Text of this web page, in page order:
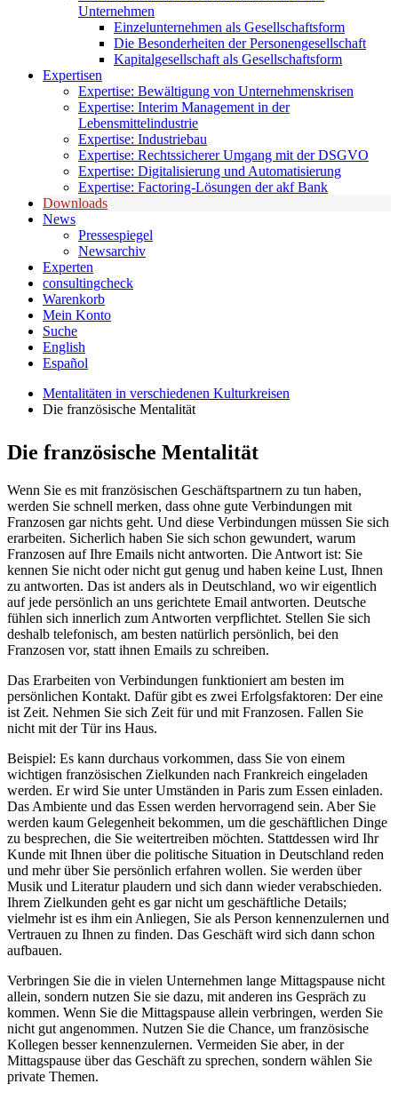
Unternehmen
Einzelunternehmen als Gesellschaftsform
Die Besonderheiten der Personengesellschaft
Kapitalgesellschaft als Gesellschaftsform
Expertisen
Expertise: Bewältigung von Unternehmenskrisen
Expertise: Interim Management in der
Lebensmittelindustrie
Expertise: Industriebau
Expertise: Rechtssicherer Umgang mit der DSGVO
Expertise: Digitalisierung und Automatisierung
Expertise: Factoring-Lösungen der akf Bank
Downloads
News
Pressespiegel
Newsarchiv
Experten
consultingcheck
Warenkorb
Mein Konto
Suche
English
Español
Mentalitäten in verschiedenen Kulturkreisen
Die französische Mentalität
Die französische Mentalität
Wenn Sie es mit französischen Geschäftspartnern zu tun haben,
werden Sie schnell merken, dass ohne gute Verbindungen mit
Franzosen gar nichts geht. Und diese Verbindungen müssen Sie sich
erarbeiten. Sicherlich haben Sie sich schon gewundert, warum
Franzosen auf Ihre Emails nicht antworten. Die Antwort ist: Sie
kennen Sie nicht oder nicht gut genug und haben keine Lust, Ihnen
zu antworten. Das ist anders als in Deutschland, wo wir eigentlich
auf jede persönlich an uns gerichtete Email antworten. Deutsche
fühlen sich innerlich zum Antworten verpflichtet. Stellen Sie sich
deshalb telefonisch, am besten natürlich persönlich, bei den
Franzosen vor, statt ihnen Emails zu schreiben.
Das Erarbeiten von Verbindungen funktioniert am besten im
persönlichen Kontakt. Dafür gibt es zwei Erfolgsfaktoren: Der eine
ist Zeit. Nehmen Sie sich Zeit für und mit Franzosen. Fallen Sie
nicht mit der Tür ins Haus.
Beispiel: Es kann durchaus vorkommen, dass Sie von einem
wichtigen französischen Zielkunden nach Frankreich eingeladen
werden. Er wird Sie unter Umständen in Paris zum Essen einladen.
Das Ambiente und das Essen werden hervorragend sein. Aber Sie
werden kaum Gelegenheit bekommen, um die geschäftlichen Dinge
zu besprechen, die Sie weitertreiben möchten. Stattdessen wird Ihr
Kunde mit Ihnen über die politische Situation in Deutschland reden
und mehr über Sie persönlich erfahren wollen. Sie werden über
Musik und Literatur plaudern und sich dann wieder verabschieden.
Ihrem Zielkunden geht es gar nicht um geschäftliche Details;
vielmehr ist es ihm ein Anliegen, Sie als Person kennenzulernen und
Vertrauen zu Ihnen zu finden. Das Geschäft wird sich dann schon
aufbauen.
Verbringen Sie die in vielen Unternehmen lange Mittagspause nicht
allein, sondern nutzen Sie sie dazu, mit anderen ins Gespräch zu
kommen. Wenn Sie die Mittagspause allein verbringen, werden Sie
nicht gut angenommen. Nutzen Sie die Chance, um französische
Kollegen besser kennenzulernen. Vermeiden Sie aber, in der
Mittagspause über das Geschäft zu sprechen, sondern wählen Sie
private Themen.